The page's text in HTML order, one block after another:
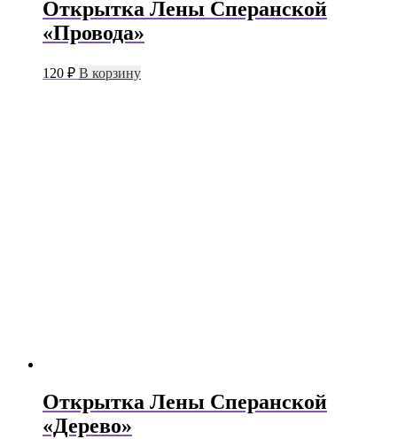
Открытка Лены Сперанской
«Провода»
120 ₽ В корзину
Открытка Лены Сперанской
«Дерево»